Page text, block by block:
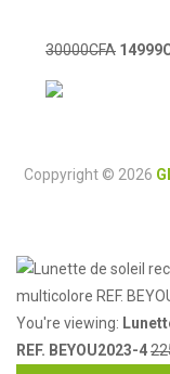
30000CFA 14999
Coppyright © 2026
You're viewing:
REF. BEYOU2023-4